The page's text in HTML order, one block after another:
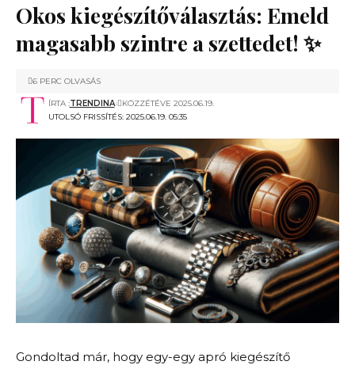
Okos kiegészítőválasztás: Emeld
magasabb szintre a szettedet! ✨
UTOLSÓ FRISSÍTÉS: 2025.06.19. 05:35
ÍRTA :TRENDINA KÖZZÉTÉVE 2025.06.19.
6 PERC OLVASÁS
Gondoltad már, hogy egy-egy apró kiegészítő